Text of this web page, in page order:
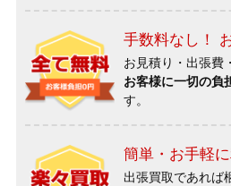
手数料なし！
お見積り・出張費
お客様に一切の負
す。
簡単・お手軽に
出張買取であれば